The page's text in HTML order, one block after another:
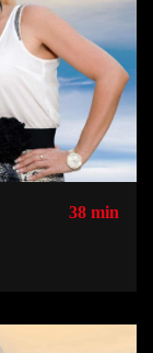
38 min